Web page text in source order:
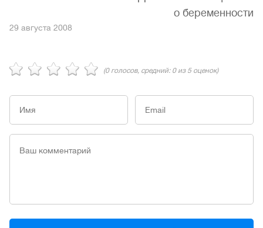
о беременности
29 августа 2008
(0голосов, средний: 0из 5 оценок)